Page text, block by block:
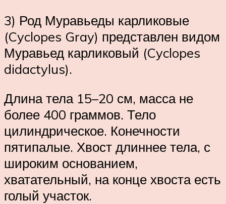
3) Род Муравьеды карликовые
(Cyclopes Gray) представлен видом
Муравьед карликовый (Cyclopes
didactylus).
Длина тела 15–20 см, масса не
более 400 граммов. Тело
цилиндрическое. Конечности
пятипалые. Хвост длиннее тела, с
широким основанием,
хватательный, на конце хвоста есть
голый участок.